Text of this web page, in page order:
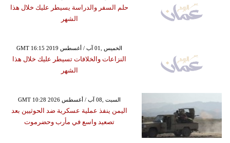
حلم السفر والدراسة يسيطر عليك خلال هذا
الشهر
GMT 16:15 2019 الخميس ,01 آب / أغسطس
النزاعات والخلافات تسيطر عليك خلال هذا
الشهر
GMT 10:28 2026 السبت ,08 آب / أغسطس
اليمن ينفذ عملية عسكرية ضد الحوثيين بعد
تصعيد واسع في مأرب وحضرموت